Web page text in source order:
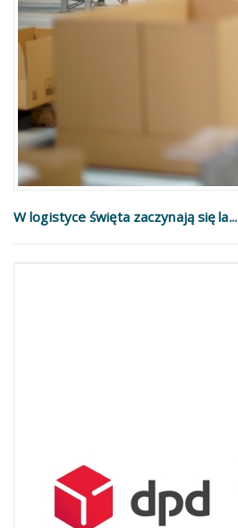
W logistyce święta zaczynają się la...